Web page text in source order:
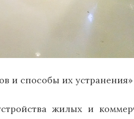
и способы их устранения»
жилых и